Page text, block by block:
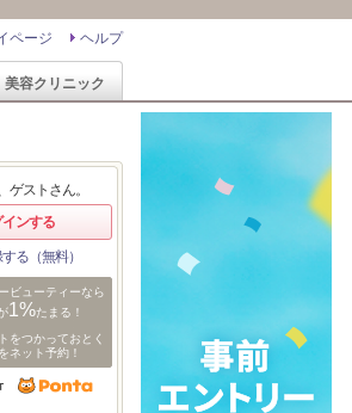
ヘルプ
ページ
美容クリニック
ゲストさん。
インする
る（無料）
ビューティーなら
1%たまる！
をつかっておとく
ネット予約！